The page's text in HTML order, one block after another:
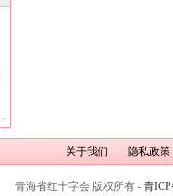
关于我们 - 隐私政
青海省红十字会 版权所有 - 青ICP